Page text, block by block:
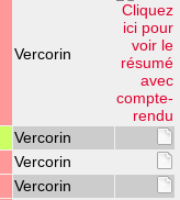
Vercorin
Vercorin
Vercorin
Vercorin